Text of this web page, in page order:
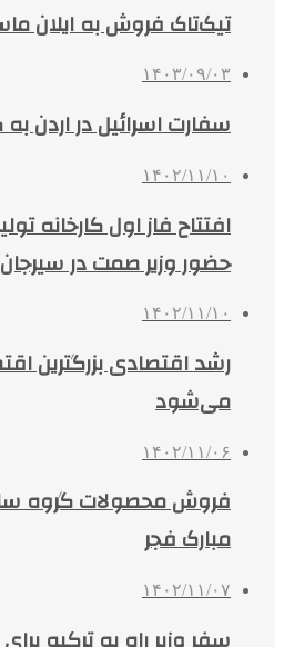
تیک‌تاک فروش به ایلان
۱۴۰۳/۰۹/۰۳
سفارت اسرائیل در اردن
۱۴۰۲/۱۱/۱۰
افتتاح فاز اول کارخانه
حضور وزیر صمت در سیرجان
۱۴۰۲/۱۱/۱۰
رشد اقتصادی بزرگترین
می‌شود
۱۴۰۲/۱۱/۰۶
فروش محصولات گروه
مبارک فجر
۱۴۰۲/۱۱/۰۷